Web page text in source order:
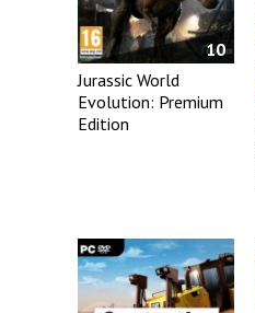
10
Jurassic World
Evolution: Premium
Edition